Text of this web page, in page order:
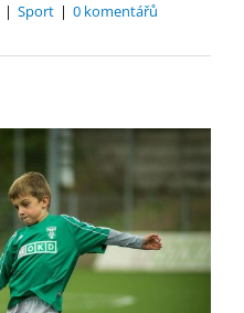
| Sport | 0 komentářů